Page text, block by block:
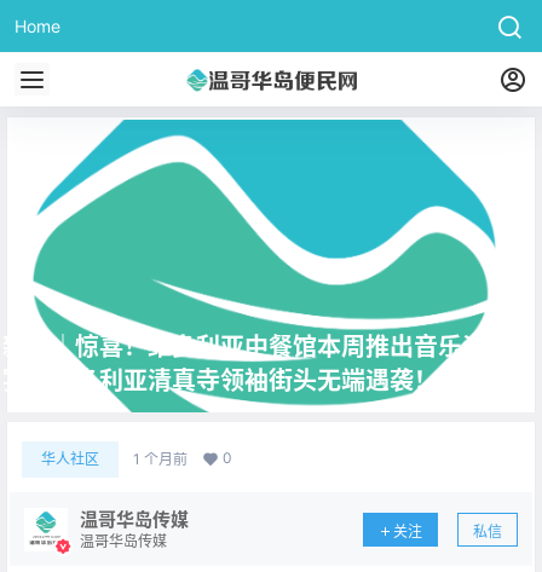
Home
新闻｜惊喜！维多利亚中餐馆本周推出音乐沙龙晚
宴！维多利亚清真寺领袖街头无端遇袭！
华人社区 1 个月前 0
温哥华岛传媒
温哥华岛传媒
关注 私信